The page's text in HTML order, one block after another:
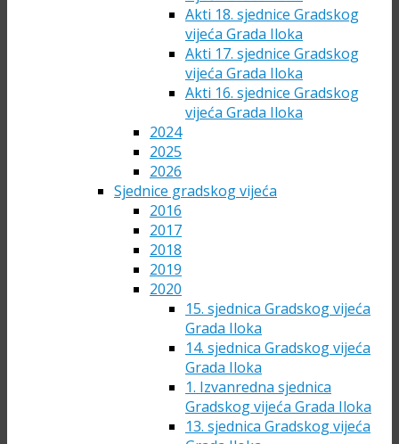
Akti 18. sjednice Gradskog
vijeća Grada Iloka
Akti 17. sjednice Gradskog
vijeća Grada Iloka
Akti 16. sjednice Gradskog
vijeća Grada Iloka
2024
2025
2026
Sjednice gradskog vijeća
2016
2017
2018
2019
2020
15. sjednica Gradskog vijeća
Grada Iloka
14. sjednica Gradskog vijeća
Grada Iloka
1. Izvanredna sjednica
Gradskog vijeća Grada Iloka
13. sjednica Gradskog vijeća